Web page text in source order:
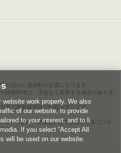
のほかに通信料が必要になります。
情報料等は、予告なく変更する場合がありま
章の無断複写及び転載を禁じます。
コード会社・映像製作会社が提供するコンテ
す。
work properly. We also
of our website, to provide
to your interest, and to li
If you select “Accept All
will be used on our website.